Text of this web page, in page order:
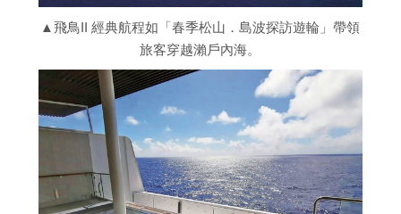
▲飛鳥II 經典航程如「春季松山．島波探訪遊輪」帶領
旅客穿越瀨戶內海。